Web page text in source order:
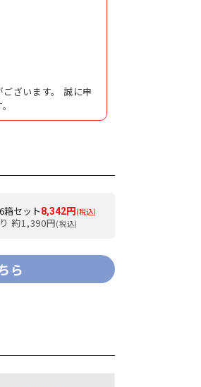
ざいます。 誠に申
6箱セット8,342円 (税込)
約1,390円(税込)
ら